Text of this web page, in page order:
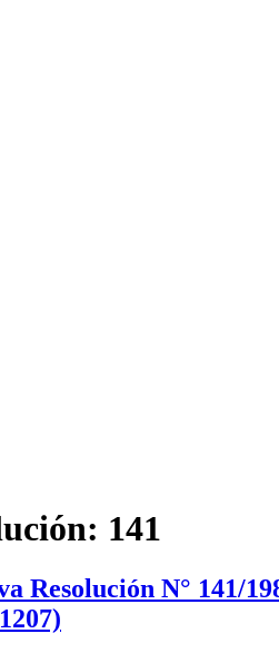
141
Resolución N° 141/